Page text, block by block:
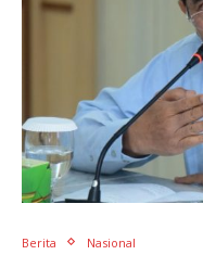
Berita Nasional